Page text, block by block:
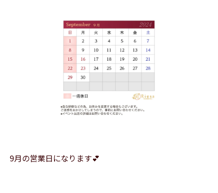
9月の営業日になります💕